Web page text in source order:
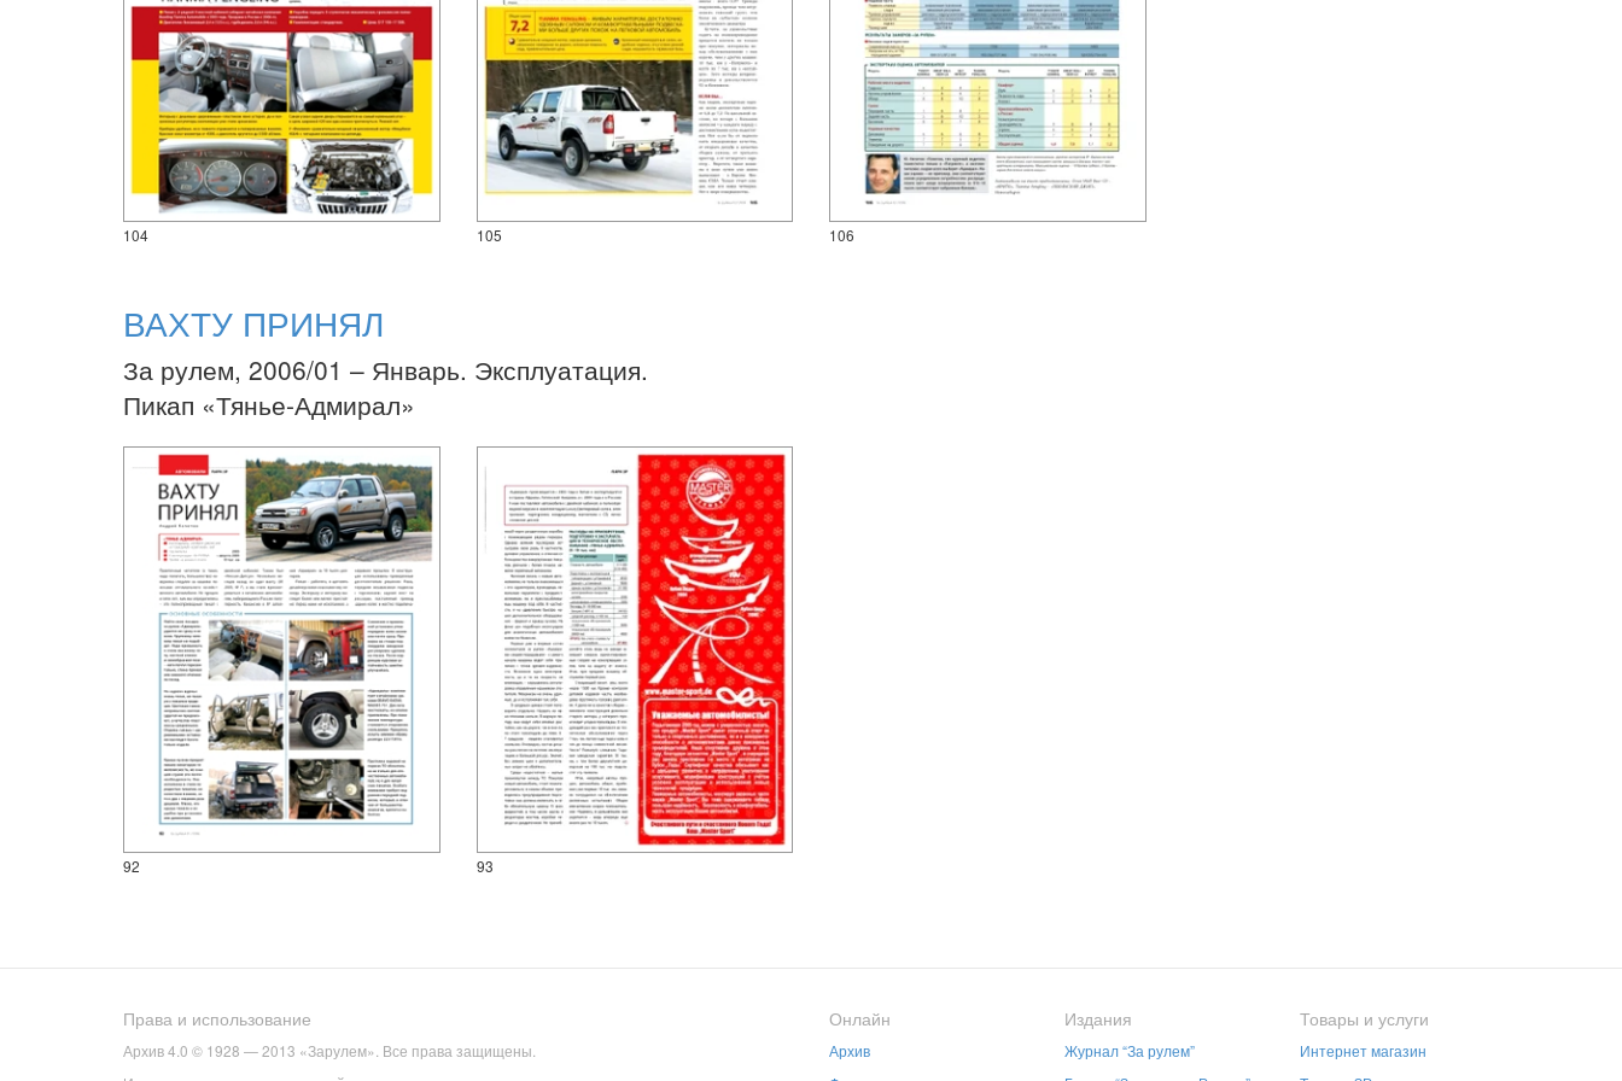
104 105 106
ВАХТУ ПРИНЯЛ
За рулем, 2006/01 – Январь. Эксплуатация.
Пикап «Тянье-Адмирал»
92 93
Права и использование
Архив 4.0 © 1928 — 2013 «Зарулем». Все права защищены.
Онлайн
Архив
Издания
Журнал “За рулем”
Товары и услуги
Интернет магазин